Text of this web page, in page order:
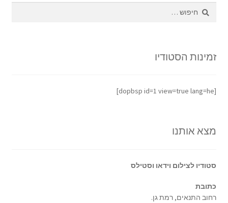
חיפוש:
זמינות הסטודיו
[dopbsp id=1 view=true lang=he]
מצא אותנו
סטודיו לצילום וידאו וסטילס
כתובת
רחוב התנאים, רמת גן.